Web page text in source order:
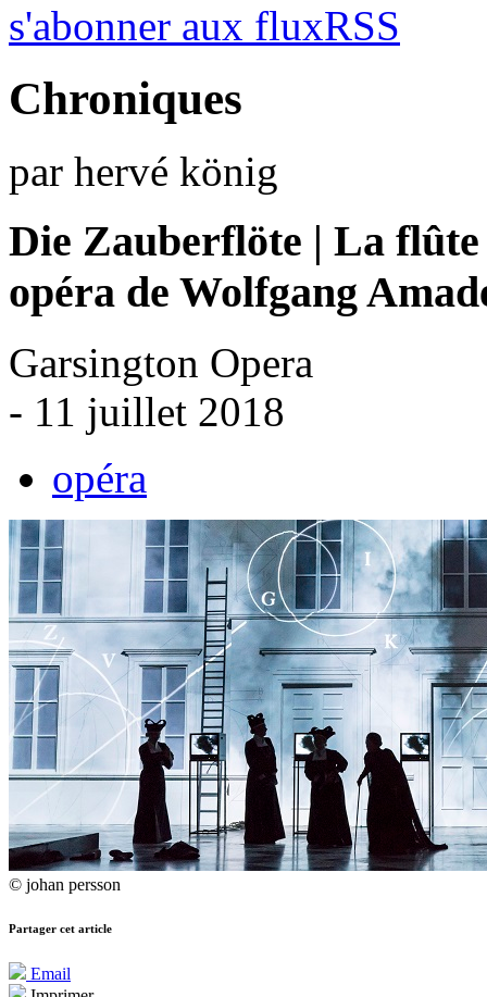
s'abonner aux fluxRSS
Chroniques
par hervé könig
Die Zauberflöte | La flûte
opéra de Wolfgang
Garsington Opera
- 11 juillet 2018
opéra
© johan persson
Partager cet article
Email